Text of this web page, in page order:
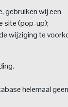
gebruiken wij een
site (pop-up);
wijziging te
helemaal geen